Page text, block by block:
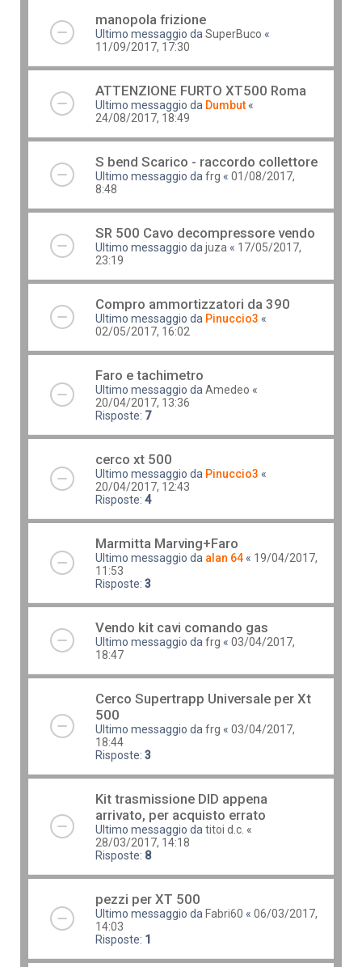
manopola frizione
Ultimo messaggio da SuperBuco «
11/09/2017, 17:30
ATTENZIONE FURTO XT500 Roma
Ultimo messaggio da Dumbut «
24/08/2017, 18:49
S bend Scarico - raccordo collettore
Ultimo messaggio da frg « 01/08/2017,
8:48
SR 500 Cavo decompressore vendo
Ultimo messaggio da juza « 17/05/2017,
23:19
Compro ammortizzatori da 390
Ultimo messaggio da Pinuccio3 «
02/05/2017, 16:02
Faro e tachimetro
Ultimo messaggio da Amedeo «
20/04/2017, 13:36
Risposte: 7
cerco xt 500
Ultimo messaggio da Pinuccio3 «
20/04/2017, 12:43
Risposte: 4
Marmitta Marving+Faro
Ultimo messaggio da alan 64 « 19/04/2017,
11:53
Risposte: 3
Vendo kit cavi comando gas
Ultimo messaggio da frg « 03/04/2017,
18:47
Cerco Supertrapp Universale per Xt
500
Ultimo messaggio da frg « 03/04/2017,
18:44
Risposte: 3
Kit trasmissione DID appena
arrivato, per acquisto errato
Ultimo messaggio da titoi d.c. «
28/03/2017, 14:18
Risposte: 8
pezzi per XT 500
Ultimo messaggio da Fabri60 « 06/03/2017,
14:03
Risposte: 1